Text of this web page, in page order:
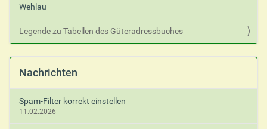
Wehlau
Legende zu Tabellen des Güteradressbuches
Nachrichten
Spam-Filter korrekt einstellen
11.02.2026